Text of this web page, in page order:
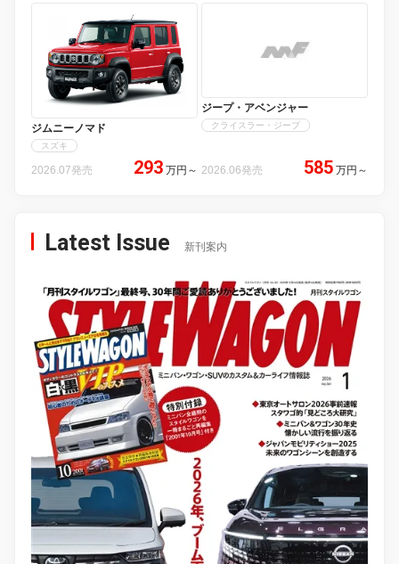
ジムニーノマド
スズキ
2026.07発売 293 万円 ～
ジープ・アベンジャー
クライスラー・ジープ
2026.06発売 585 万円 ～
Latest Issue 新刊案内